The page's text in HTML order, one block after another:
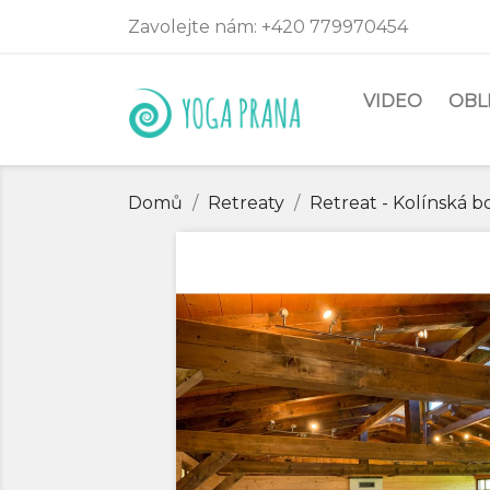
Zavolejte nám: +420 779970454
VIDEO
Domů Retreaty Retreat - Kolínská